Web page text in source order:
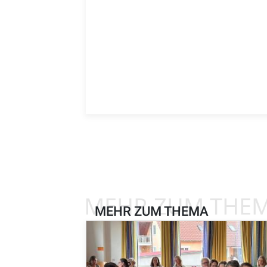
MEHR ZUM THEMA
MEHR ZUM